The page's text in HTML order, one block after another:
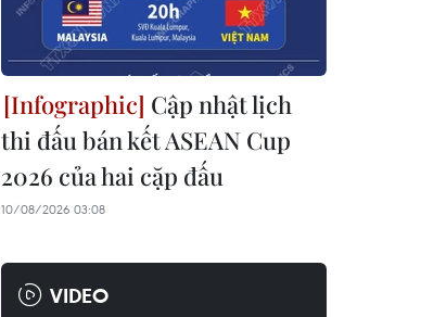
Cập nhật lịch
thi đấu bán kết ASEAN Cup
2026 của hai cặp đấu
10/08/2026 03:08
VIDEO